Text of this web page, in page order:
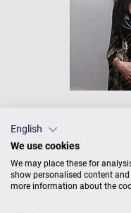
Le grand pianiste
Moszkowski
le piano et son
English
We use cookies
We may place these for
show personalised content
more information about the